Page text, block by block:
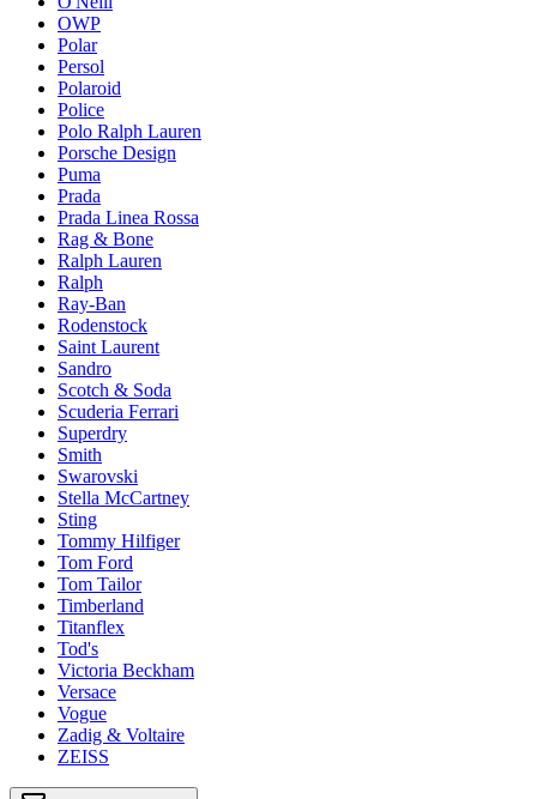
OWP
Polar
Persol
Polaroid
Police
Polo Ralph Lauren
Porsche Design
Puma
Prada
Prada Linea Rossa
Rag & Bone
Ralph Lauren
Ralph
Ray-Ban
Rodenstock
Saint Laurent
Sandro
Scotch & Soda
Scuderia Ferrari
Superdry
Smith
Swarovski
Stella McCartney
Sting
Tommy Hilfiger
Tom Ford
Tom Tailor
Timberland
Titanflex
Tod's
Victoria Beckham
Versace
Vogue
Zadig & Voltaire
ZEISS